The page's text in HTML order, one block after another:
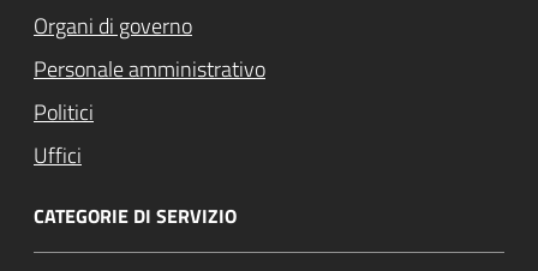
Organi di governo
Personale amministrativo
Politici
Uffici
CATEGORIE DI SERVIZIO